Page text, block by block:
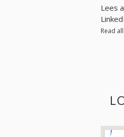
Lees
Read